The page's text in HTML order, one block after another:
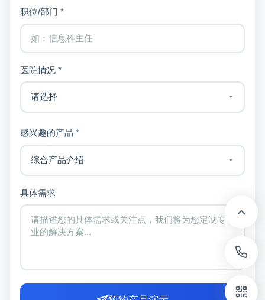
职位/部门 *
医院情况 *
感兴趣的产品 *
具体需求